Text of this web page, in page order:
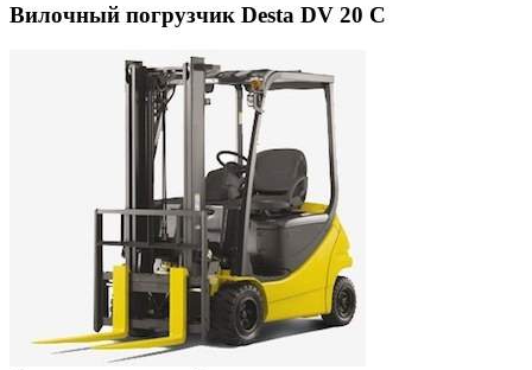
Вилочный погрузчик Desta DV 20 C